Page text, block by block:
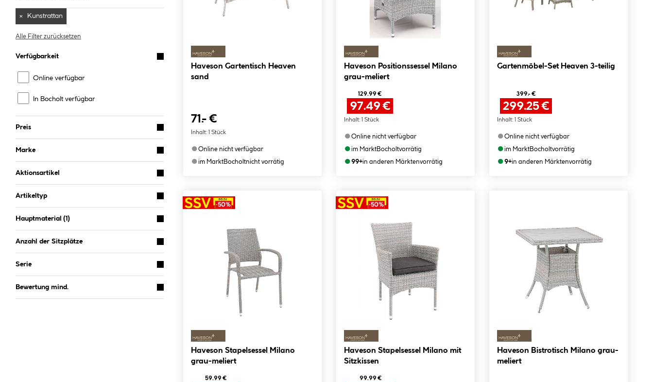
Kunstrattan
×
Alle Filter zurücksetzen
Verfügbarkeit
Online verfügbar
In Bocholt verfügbar
Preis
Marke
Aktionsartikel
Artikeltyp
Hauptmaterial (1)
Anzahl der Sitzplätze
Serie
Bewertung mind.
Haveson Gartentisch Heaven
sand
71.- €
Inhalt: 1 Stück
●Online nicht verfügbar
●im MarktBocholtnicht vorrätig
Haveson Positionssessel Milano
grau-meliert
129.99 €
97.49 €
Inhalt: 1 Stück
●Online nicht verfügbar
●im MarktBocholtvorrätig
●99+in anderen Märktenvorrätig
Gartenmöbel-Set Heaven 3-teilig
399.- €
299.25 €
Inhalt: 1 Stück
●Online nicht verfügbar
●im MarktBocholtvorrätig
●9+in anderen Märktenvorrätig
Haveson Stapelsessel Milano
grau-meliert
59.99 €
Haveson Stapelsessel Milano mit
Sitzkissen
99.99 €
Haveson Bistrotisch Milano grau-
meliert